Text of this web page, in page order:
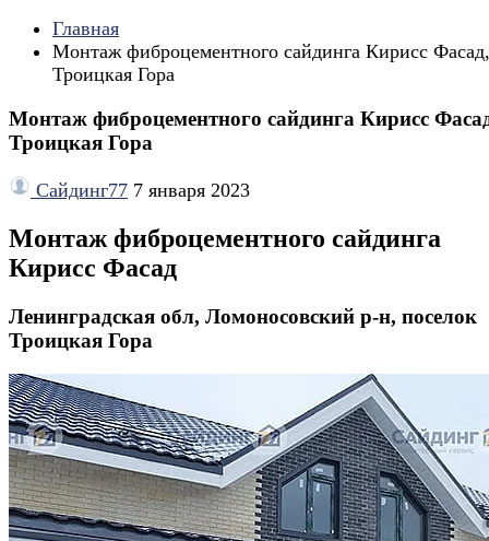
Главная
Монтаж фиброцементного сайдинга Кирисс Фасад,
Троицкая Гора
Монтаж фиброцементного сайдинга Кирисс
Троицкая Гора
Сайдинг77 7 января 2023
Монтаж фиброцементного сайдинга
Кирисс Фасад
Ленинградская обл, Ломоносовский р-н, поселок
Троицкая Гора